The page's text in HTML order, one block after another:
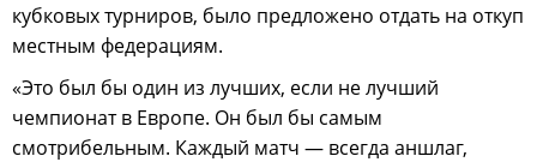
кубковых турниров, было предложено отдать на откуп
местным федерациям.
«Это был бы один из лучших, если не лучший
чемпионат в Европе. Он был бы самым
смотрибельным. Каждый матч — всегда аншлаг,